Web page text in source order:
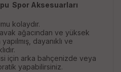
Spor Aksesuarları
kolaydır.
ağacından ve yüksek
dayanıklı ve
için arka bahçenizde veya
yapabilirsiniz.